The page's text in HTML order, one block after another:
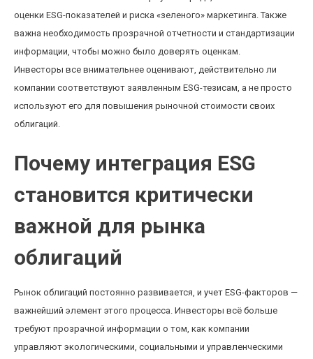
оценки ESG-показателей и риска «зеленого» маркетинга. Также
важна необходимость прозрачной отчетности и стандартизации
информации, чтобы можно было доверять оценкам.
Инвесторы все внимательнее оценивают, действительно ли
компании соответствуют заявленным ESG-тезисам, а не просто
используют его для повышения рыночной стоимости своих
облигаций.
Почему интеграция ESG
становится критически
важной для рынка
облигаций
Рынок облигаций постоянно развивается, и учет ESG-факторов —
важнейший элемент этого процесса. Инвесторы всё больше
требуют прозрачной информации о том, как компании
управляют экологическими, социальными и управленческими